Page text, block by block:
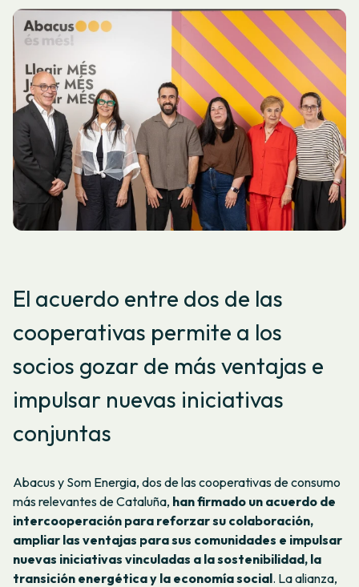
El acuerdo entre dos de las
cooperativas permite a los
socios gozar de más ventajas e
impulsar nuevas iniciativas
conjuntas
Abacus y Som Energia, dos de las cooperativas de consumo
más relevantes de Cataluña, han firmado un acuerdo de
intercooperación para reforzar su colaboración,
ampliar las ventajas para sus comunidades e impulsar
nuevas iniciativas vinculadas a la sostenibilidad, la
transición energética y la economía social. La alianza,